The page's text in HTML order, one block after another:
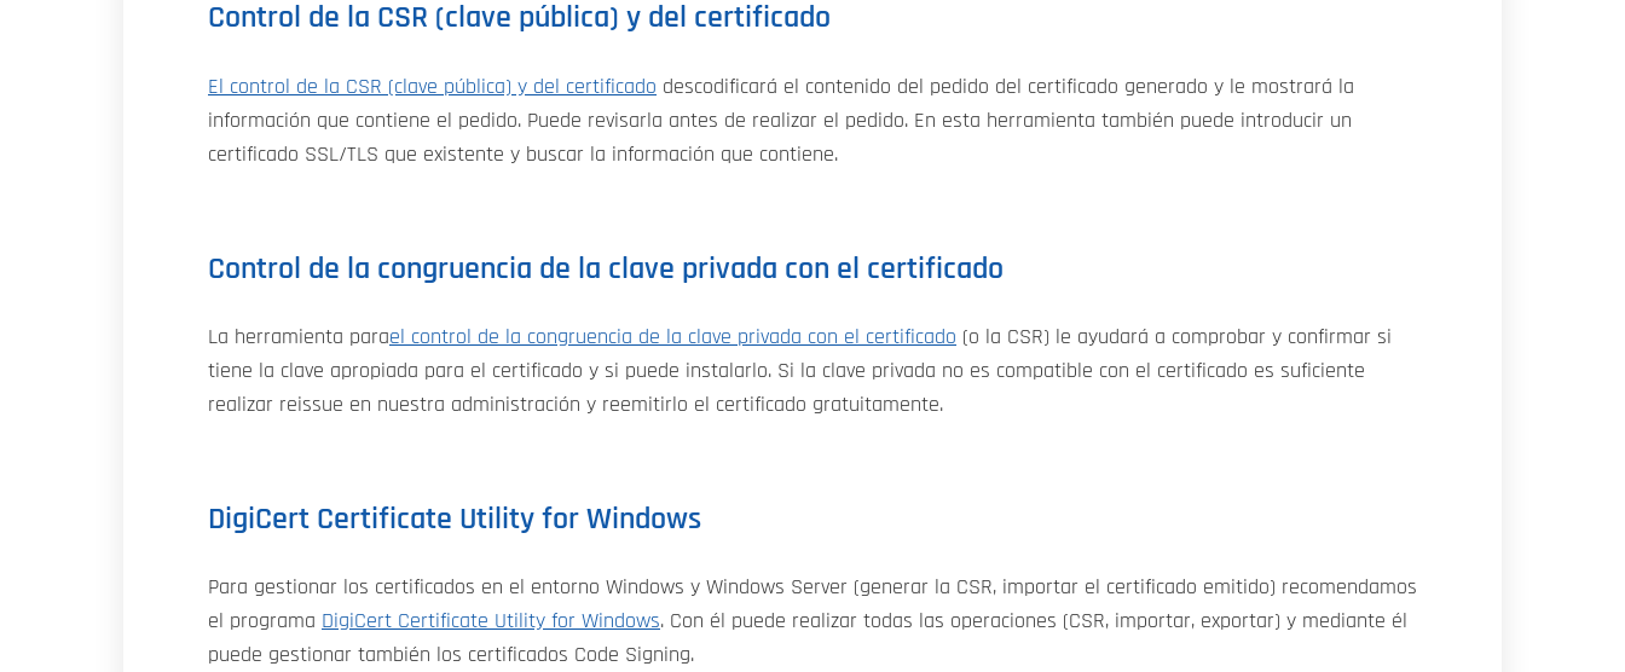
Control de la CSR (clave pública) y del certificado
El control de la CSR (clave pública) y del certificado descodificará el contenido del pedido del certificado generado y le mostrará la
información que contiene el pedido. Puede revisarla antes de realizar el pedido. En esta herramienta también puede introducir un
certificado SSL/TLS que existente y buscar la información que contiene.
Control de la congruencia de la clave privada con el certificado
La herramienta parael control de la congruencia de la clave privada con el certificado (o la CSR) le ayudará a comprobar y confirmar si
tiene la clave apropiada para el certificado y si puede instalarlo. Si la clave privada no es compatible con el certificado es suficiente
realizar reissue en nuestra administración y reemitirlo el certificado gratuitamente.
DigiCert Certificate Utility for Windows
Para gestionar los certificados en el entorno Windows y Windows Server (generar la CSR, importar el certificado emitido) recomendamos
el programa DigiCert Certificate Utility for Windows. Con él puede realizar todas las operaciones (CSR, importar, exportar) y mediante él
puede gestionar también los certificados Code Signing.